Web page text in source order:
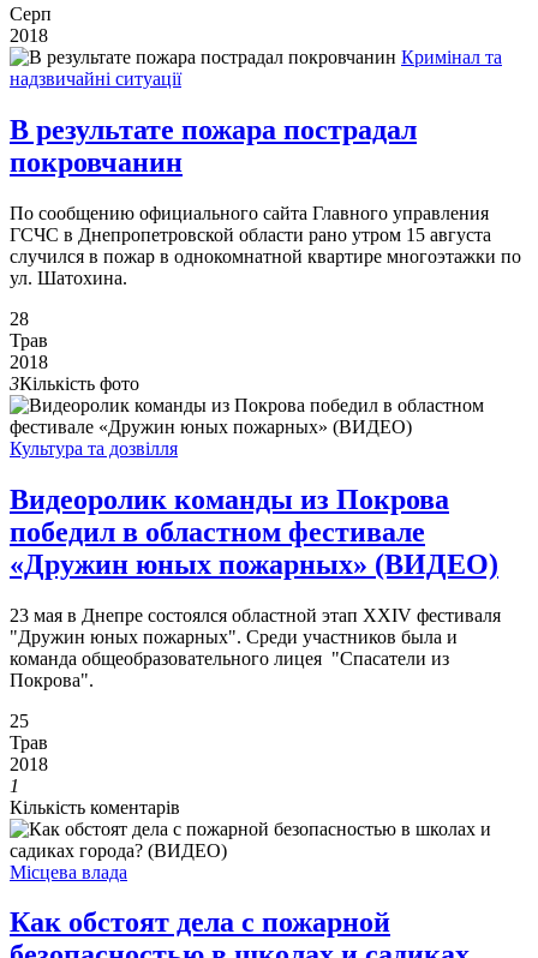
Серп
2018
Кримінал та
надзвичайні ситуації
В результате пожара пострадал
покровчанин
По сообщению официального сайта Главного управления
ГСЧС в Днепропетровской области рано утром 15 августа
случился в пожар в однокомнатной квартире многоэтажки по
ул. Шатохина.
28
Трав
2018
3Кількість фото
Культура та дозвілля
Видеоролик команды из Покрова
победил в областном фестивале
«Дружин юных пожарных» (ВИДЕО)
23 мая в Днепре состоялся областной этап XXIV фестиваля
"Дружин юных пожарных". Среди участников была и
команда общеобразовательного лицея "Спасатели из
Покрова".
25
Трав
2018
1
Кількість коментарів
Місцева влада
Как обстоят дела с пожарной